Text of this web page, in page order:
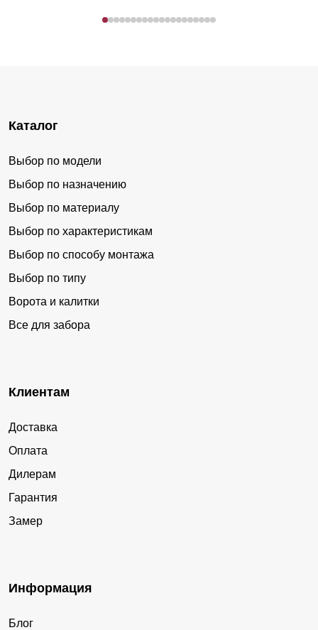
Каталог
Выбор по модели
Выбор по назначению
Выбор по материалу
Выбор по характеристикам
Выбор по способу монтажа
Выбор по типу
Ворота и калитки
Все для забора
Клиентам
Доставка
Оплата
Дилерам
Гарантия
Замер
Информация
Блог